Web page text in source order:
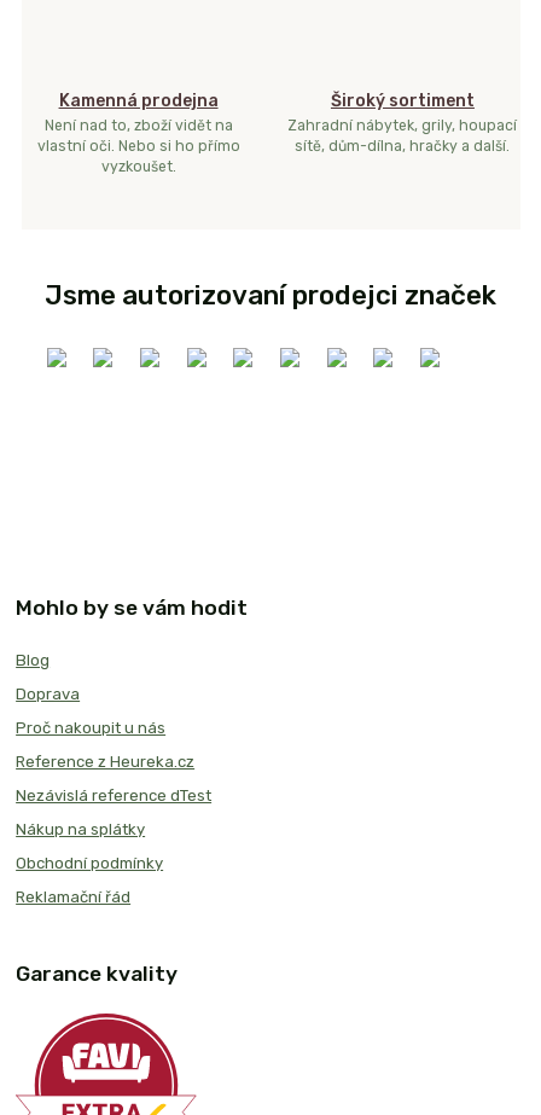
Kamenná prodejna
Není nad to, zboží vidět na
vlastní oči. Nebo si ho přímo
vyzkoušet.
Široký sortiment
Zahradní nábytek, grily, houpací
sítě, dům-dílna, hračky a další.
Jsme autorizovaní prodejci značek
Mohlo by se vám hodit
Blog
Doprava
Proč nakoupit u nás
Reference z Heureka.cz
Nezávislá reference dTest
Nákup na splátky
Obchodní podmínky
Reklamační řád
Garance kvality